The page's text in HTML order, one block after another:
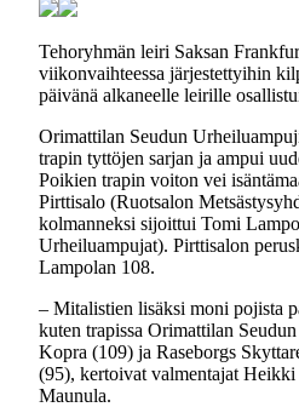
Tehoryhmän leiri Saksan
viikonvaihteessa järjestettyihin
päivänä alkaneelle leirille
Orimattilan Seudun
trapin tyttöjen sarjan ja ampui
Poikien trapin voiton vei
Pirttisalo (Ruotsalon
kolmanneksi sijoittui Tomi
Urheiluampujat). Pirttisalon
Lampolan 108.
– Mitalistien lisäksi moni pojista
kuten trapissa Orimattilan
Kopra (109) ja Raseborgs
(95), kertoivat valmentajat Heikki
Maunula.